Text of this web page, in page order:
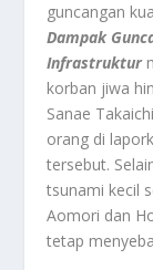
guncangan
Dampak
Infrastruktur
korban jiwa
Sanae
orang di
tersebut.
tsunami kecil
Aomori dan
tetap